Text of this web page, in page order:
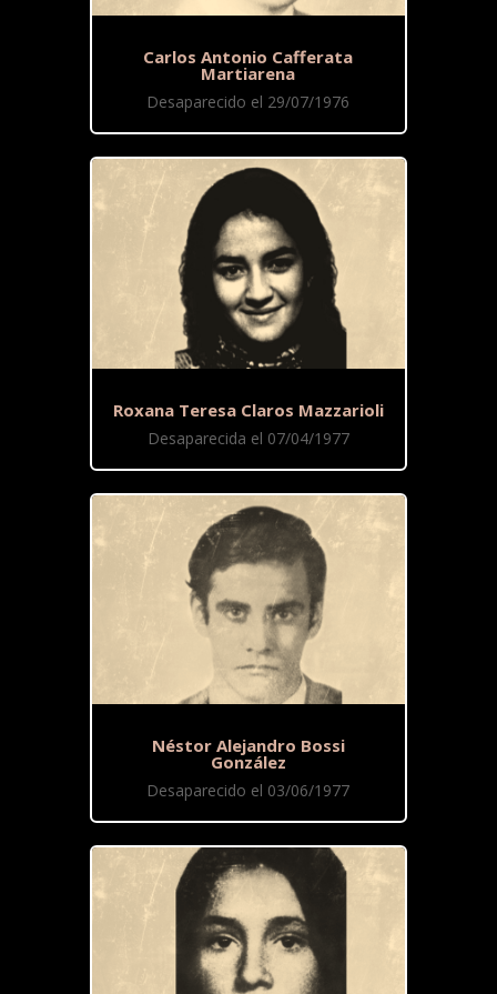
Carlos Antonio Cafferata
Martiarena
Desaparecido el 29/07/1976
Roxana Teresa Claros Mazzarioli
Desaparecida el 07/04/1977
Néstor Alejandro Bossi
González
Desaparecido el 03/06/1977